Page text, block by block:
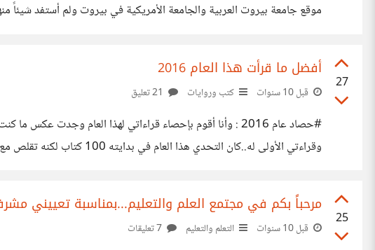
موقع جامعة بيروت العربية والجامعة الأمريكية في بيروت ولم أستفد
27
أفضل ما قرأت هذا العام 2016
قبل 10 سنوات كتب وروايات
#حصاد عام 2016 : وأنا أقوم بإحصاء قراءاتي لهذا العام
وقراءتي الأولى له..كان
25
مرحباً بكم في مجتمع العلم والتعليم...بمناسبة تعييني
قبل 10 سنوات التعلم والتعليم